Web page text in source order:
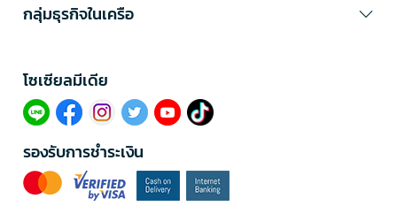
กลุ่มธุรกิจในเครือ
โซเซียลมีเดีย​
รองรับการชำระเงิน